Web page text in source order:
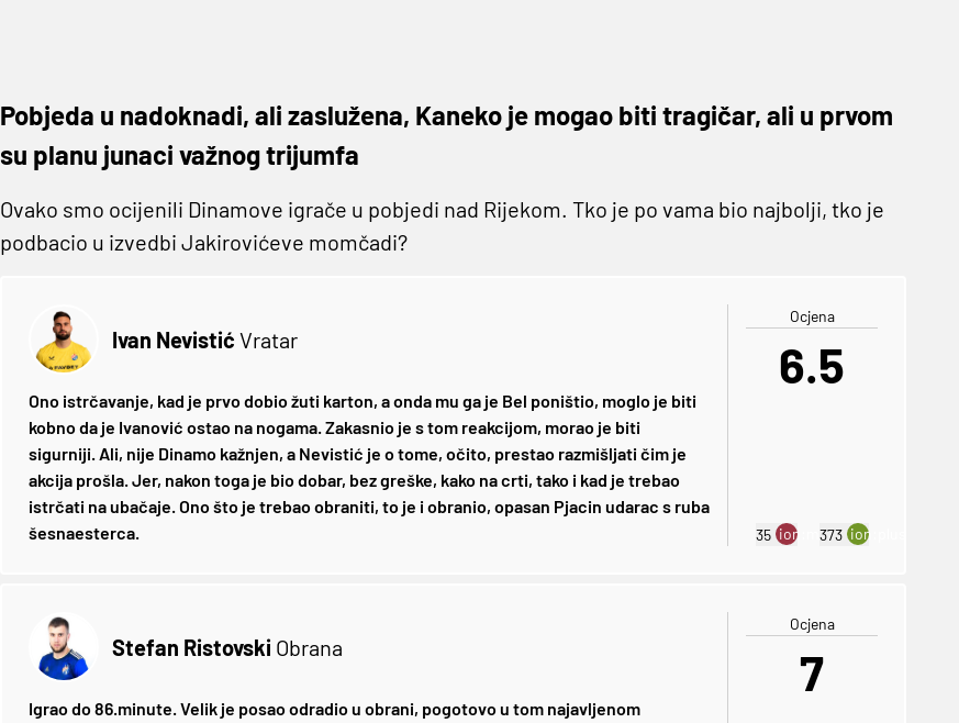
Pobjeda u nadoknadi, ali zaslužena, Kaneko je mogao biti tragičar, ali u prvom
su planu junaci važnog trijumfa
Ovako smo ocijenili Dinamove igrače u pobjedi nad Rijekom. Tko je po vama bio najbolji, tko je
podbacio u izvedbi Jakirovićeve momčadi?
Ivan Nevistić Vratar
Ono istrčavanje, kad je prvo dobio žuti karton, a onda mu ga je Bel poništio, moglo je biti
kobno da je Ivanović ostao na nogama. Zakasnio je s tom reakcijom, morao je biti
sigurniji. Ali, nije Dinamo kažnjen, a Nevistić je o tome, očito, prestao razmišljati čim je
akcija prošla. Jer, nakon toga je bio dobar, bez greške, kako na crti, tako i kad je trebao
istrčati na ubačaje. Ono što je trebao obraniti, to je i obranio, opasan Pjacin udarac s ruba
šesnaesterca.
Ocjena
6.5
35 ion:minus
373 ion:plus
Stefan Ristovski Obrana
Igrao do 86.minute. Velik je posao odradio u obrani, pogotovo u tom najavljenom
Ocjena
7